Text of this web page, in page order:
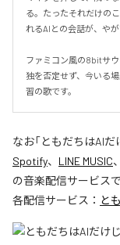
る。たったそれだけの
れるAIとの会話が、や
ファミコン風の8bitサ
独を否定せず、今いる
習の歌です。
なお「ともだちはAIだ
Spotify、 LINE MUSIC、
の音楽配信サービス
各配信サービス： と